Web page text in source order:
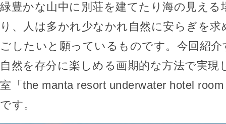
緑豊かな山中に別荘を建てたり海の見える
り、人は多かれ少なかれ自然に安らぎを求
ごしたいと願っているものです。今回紹
自然を存分に楽しめる画期的な方法で実現
室「the manta resort underwater hotel
です。